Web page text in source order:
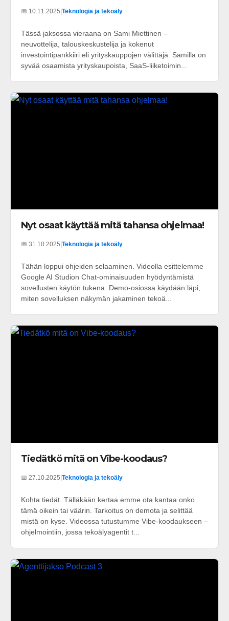
📅 10.11.2025 Teknologia ja tekoäly
Tässä jaksossa vieraana on Sami Miettinen –
neuvottelija, talouskeskustelija ja kokenut
investointipankkiiri eli yrityskauppojen välittäjä. Samilla on
syvää osaamista yrityskaupoista, SaaS-liiketoimin...
Nyt osaat käyttää mitä tahansa ohjelmaa!
📅 31.10.2025 Teknologia ja tekoäly
Tähän loppui ohjeiden selaaminen. Videolla esittelemme
Google AI Studion Chat-ominaisuuden hyödyntämistä
sovellusten käytön tukena. Demo-osiossa käydään läpi,
miten sovelluksen näkymän jakaminen tekoä...
Tiedätkö mitä on Vibe-koodaus?
📅 27.10.2025|Teknologia ja tekoäly
Kohta tiedät. Tälläkään kertaa emme ota kantaa onko
tämä oikein tai väärin. Tarkoitus on demota ja selittää
mistä on kyse. Videossa tutustumme Vibe-koodaukseen –
ohjelmointiin, jossa tekoälyagentit t...